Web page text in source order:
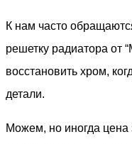
К нам часто
решетку радиатора от
восстановить хром,
детали.
Можем, но иногда цена